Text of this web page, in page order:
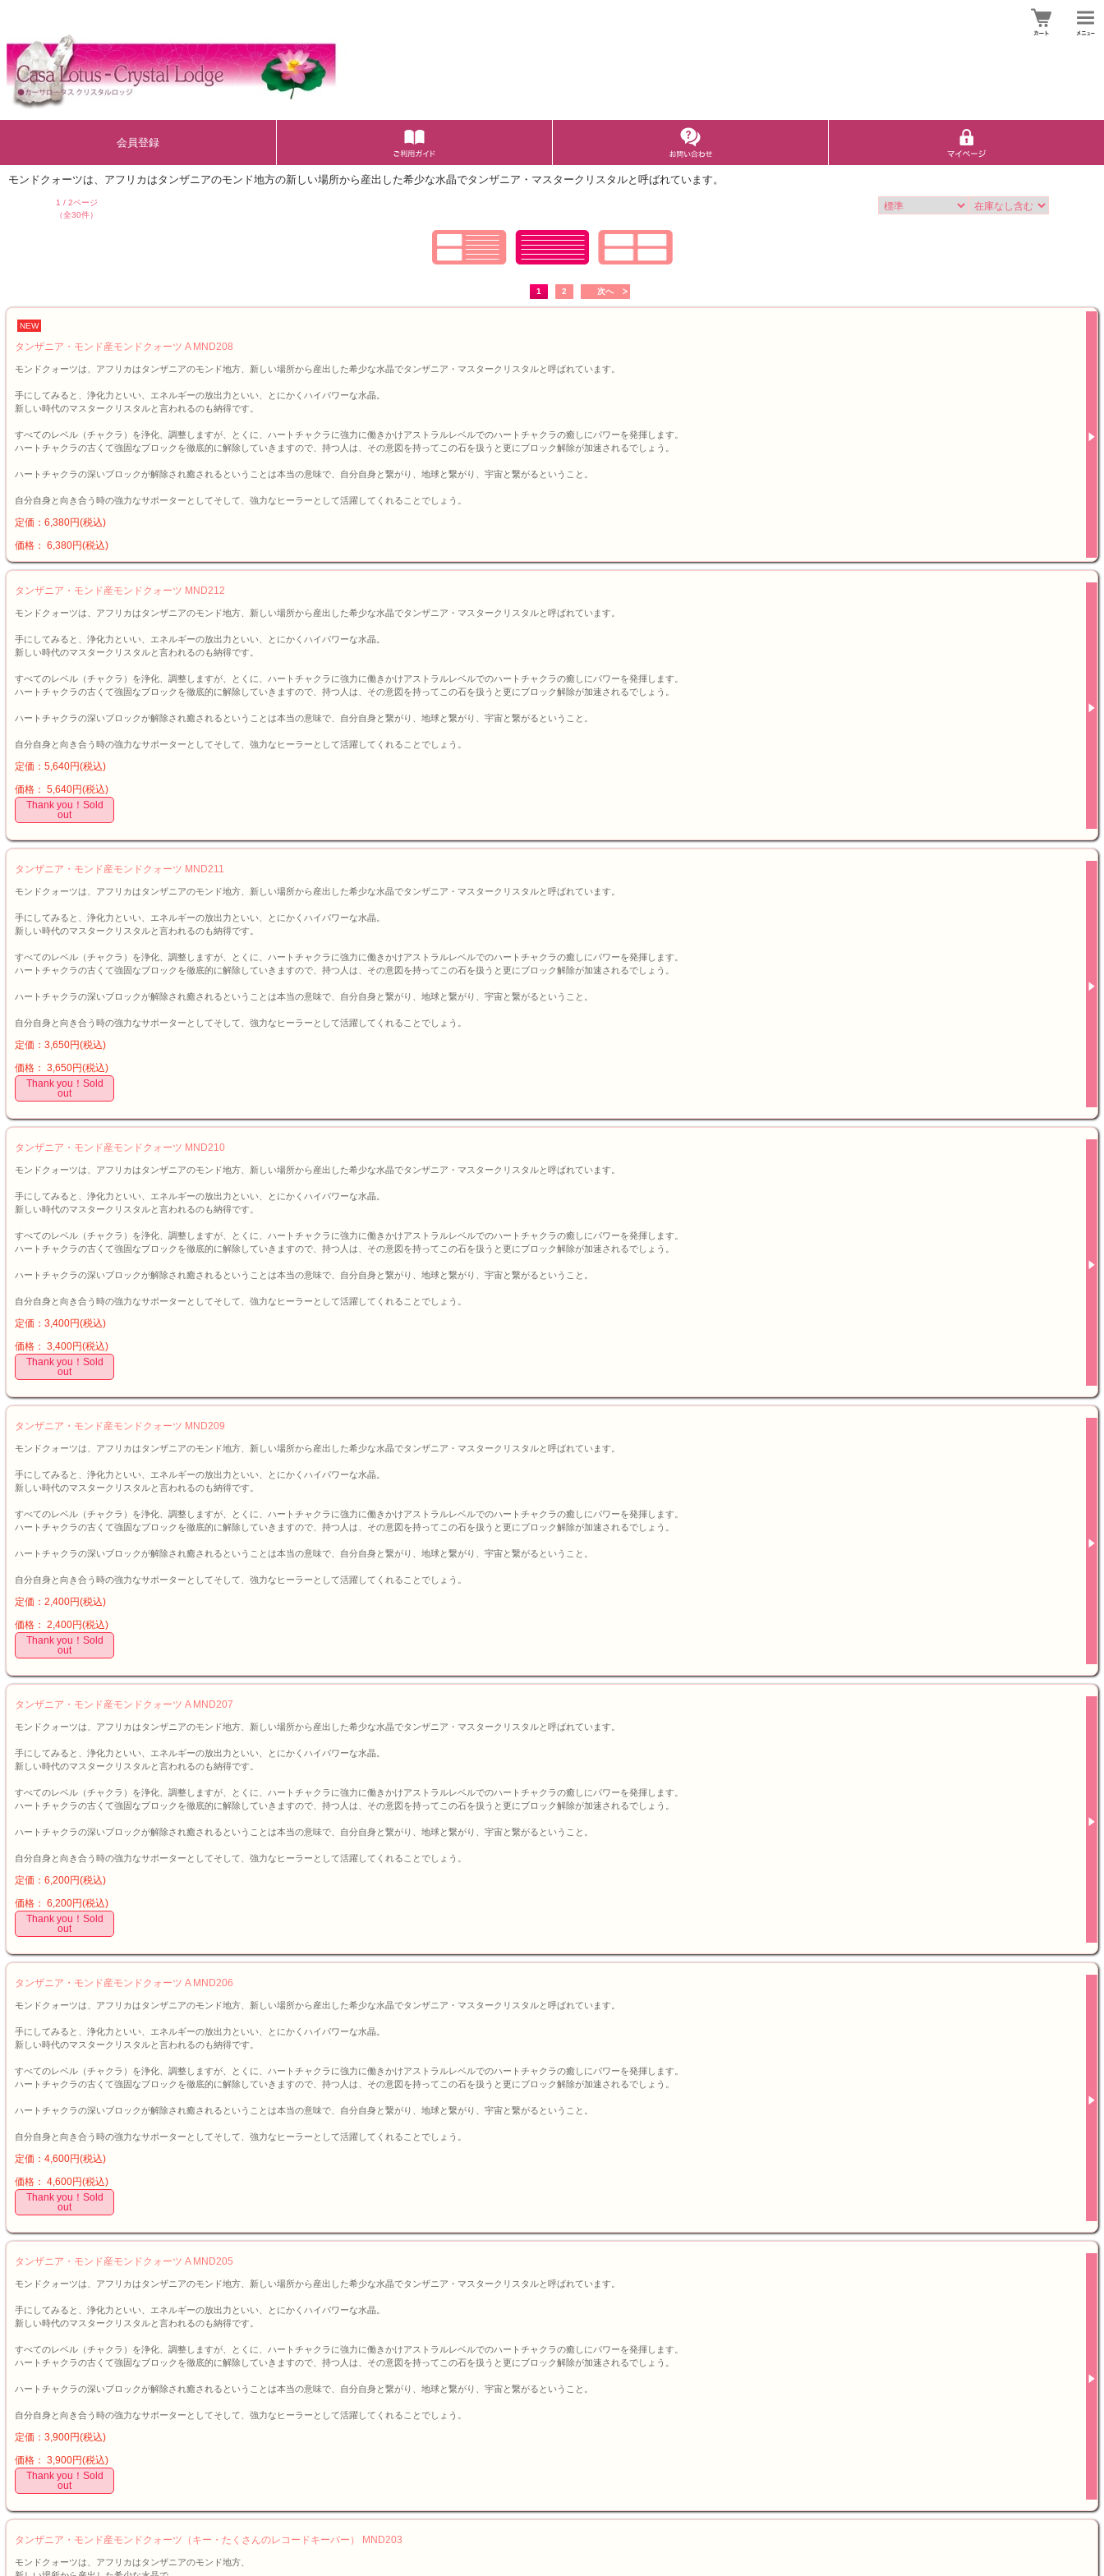
会員登録
モンドクォーツは、アフリカはタンザニアのモンド地方の新しい場所から産出した希少な水晶でタンザニア・マスタークリスタルと呼ばれています。
1 / 2ページ
（全30件）
1 2 次へ
NEW
タンザニア・モンド産モンドクォーツ A MND208
モンドクォーツは、アフリカはタンザニアのモンド地方、新しい場所から産出した希少な水晶でタンザニア・マスタークリスタルと呼ばれています。
手にしてみると、浄化力といい、エネルギーの放出力といい、とにかくハイパワーな水晶。
新しい時代のマスタークリスタルと言われるのも納得です。
すべてのレベル（チャクラ）を浄化、調整しますが、とくに、ハートチャクラに強力に働きかけアストラルレベルでのハートチャクラの癒しにパワーを発揮します。
ハートチャクラの古くて強固なブロックを徹底的に解除していきますので、持つ人は、その意図を持ってこの石を扱うと更にブロック解除が加速されるでしょう。
ハートチャクラの深いブロックが解除され癒されるということは本当の意味で、自分自身と繋がり、地球と繋がり、宇宙と繋がるということ。
自分自身と向き合う時の強力なサポーターとしてそして、強力なヒーラーとして活躍してくれることでしょう。
定価：6,380円(税込)
価格： 6,380円(税込)
タンザニア・モンド産モンドクォーツ MND212
モンドクォーツは、アフリカはタンザニアのモンド地方、新しい場所から産出した希少な水晶でタンザニア・マスタークリスタルと呼ばれています。
手にしてみると、浄化力といい、エネルギーの放出力といい、とにかくハイパワーな水晶。
新しい時代のマスタークリスタルと言われるのも納得です。
すべてのレベル（チャクラ）を浄化、調整しますが、とくに、ハートチャクラに強力に働きかけアストラルレベルでのハートチャクラの癒しにパワーを発揮します。
ハートチャクラの古くて強固なブロックを徹底的に解除していきますので、持つ人は、その意図を持ってこの石を扱うと更にブロック解除が加速されるでしょう。
ハートチャクラの深いブロックが解除され癒されるということは本当の意味で、自分自身と繋がり、地球と繋がり、宇宙と繋がるということ。
自分自身と向き合う時の強力なサポーターとしてそして、強力なヒーラーとして活躍してくれることでしょう。
定価：5,640円(税込)
価格： 5,640円(税込)
Thank you！Sold
out
タンザニア・モンド産モンドクォーツ MND211
モンドクォーツは、アフリカはタンザニアのモンド地方、新しい場所から産出した希少な水晶でタンザニア・マスタークリスタルと呼ばれています。
手にしてみると、浄化力といい、エネルギーの放出力といい、とにかくハイパワーな水晶。
新しい時代のマスタークリスタルと言われるのも納得です。
すべてのレベル（チャクラ）を浄化、調整しますが、とくに、ハートチャクラに強力に働きかけアストラルレベルでのハートチャクラの癒しにパワーを発揮します。
ハートチャクラの古くて強固なブロックを徹底的に解除していきますので、持つ人は、その意図を持ってこの石を扱うと更にブロック解除が加速されるでしょう。
ハートチャクラの深いブロックが解除され癒されるということは本当の意味で、自分自身と繋がり、地球と繋がり、宇宙と繋がるということ。
自分自身と向き合う時の強力なサポーターとしてそして、強力なヒーラーとして活躍してくれることでしょう。
定価：3,650円(税込)
価格： 3,650円(税込)
Thank you！Sold
out
タンザニア・モンド産モンドクォーツ MND210
モンドクォーツは、アフリカはタンザニアのモンド地方、新しい場所から産出した希少な水晶でタンザニア・マスタークリスタルと呼ばれています。
手にしてみると、浄化力といい、エネルギーの放出力といい、とにかくハイパワーな水晶。
新しい時代のマスタークリスタルと言われるのも納得です。
すべてのレベル（チャクラ）を浄化、調整しますが、とくに、ハートチャクラに強力に働きかけアストラルレベルでのハートチャクラの癒しにパワーを発揮します。
ハートチャクラの古くて強固なブロックを徹底的に解除していきますので、持つ人は、その意図を持ってこの石を扱うと更にブロック解除が加速されるでしょう。
ハートチャクラの深いブロックが解除され癒されるということは本当の意味で、自分自身と繋がり、地球と繋がり、宇宙と繋がるということ。
自分自身と向き合う時の強力なサポーターとしてそして、強力なヒーラーとして活躍してくれることでしょう。
定価：3,400円(税込)
価格： 3,400円(税込)
Thank you！Sold
out
タンザニア・モンド産モンドクォーツ MND209
モンドクォーツは、アフリカはタンザニアのモンド地方、新しい場所から産出した希少な水晶でタンザニア・マスタークリスタルと呼ばれています。
手にしてみると、浄化力といい、エネルギーの放出力といい、とにかくハイパワーな水晶。
新しい時代のマスタークリスタルと言われるのも納得です。
すべてのレベル（チャクラ）を浄化、調整しますが、とくに、ハートチャクラに強力に働きかけアストラルレベルでのハートチャクラの癒しにパワーを発揮します。
ハートチャクラの古くて強固なブロックを徹底的に解除していきますので、持つ人は、その意図を持ってこの石を扱うと更にブロック解除が加速されるでしょう。
ハートチャクラの深いブロックが解除され癒されるということは本当の意味で、自分自身と繋がり、地球と繋がり、宇宙と繋がるということ。
自分自身と向き合う時の強力なサポーターとしてそして、強力なヒーラーとして活躍してくれることでしょう。
定価：2,400円(税込)
価格： 2,400円(税込)
Thank you！Sold
out
タンザニア・モンド産モンドクォーツ A MND207
モンドクォーツは、アフリカはタンザニアのモンド地方、新しい場所から産出した希少な水晶でタンザニア・マスタークリスタルと呼ばれています。
手にしてみると、浄化力といい、エネルギーの放出力といい、とにかくハイパワーな水晶。
新しい時代のマスタークリスタルと言われるのも納得です。
すべてのレベル（チャクラ）を浄化、調整しますが、とくに、ハートチャクラに強力に働きかけアストラルレベルでのハートチャクラの癒しにパワーを発揮します。
ハートチャクラの古くて強固なブロックを徹底的に解除していきますので、持つ人は、その意図を持ってこの石を扱うと更にブロック解除が加速されるでしょう。
ハートチャクラの深いブロックが解除され癒されるということは本当の意味で、自分自身と繋がり、地球と繋がり、宇宙と繋がるということ。
自分自身と向き合う時の強力なサポーターとしてそして、強力なヒーラーとして活躍してくれることでしょう。
定価：6,200円(税込)
価格： 6,200円(税込)
Thank you！Sold
out
タンザニア・モンド産モンドクォーツ A MND206
モンドクォーツは、アフリカはタンザニアのモンド地方、新しい場所から産出した希少な水晶でタンザニア・マスタークリスタルと呼ばれています。
手にしてみると、浄化力といい、エネルギーの放出力といい、とにかくハイパワーな水晶。
新しい時代のマスタークリスタルと言われるのも納得です。
すべてのレベル（チャクラ）を浄化、調整しますが、とくに、ハートチャクラに強力に働きかけアストラルレベルでのハートチャクラの癒しにパワーを発揮します。
ハートチャクラの古くて強固なブロックを徹底的に解除していきますので、持つ人は、その意図を持ってこの石を扱うと更にブロック解除が加速されるでしょう。
ハートチャクラの深いブロックが解除され癒されるということは本当の意味で、自分自身と繋がり、地球と繋がり、宇宙と繋がるということ。
自分自身と向き合う時の強力なサポーターとしてそして、強力なヒーラーとして活躍してくれることでしょう。
定価：4,600円(税込)
価格： 4,600円(税込)
Thank you！Sold
out
タンザニア・モンド産モンドクォーツ A MND205
モンドクォーツは、アフリカはタンザニアのモンド地方、新しい場所から産出した希少な水晶でタンザニア・マスタークリスタルと呼ばれています。
手にしてみると、浄化力といい、エネルギーの放出力といい、とにかくハイパワーな水晶。
新しい時代のマスタークリスタルと言われるのも納得です。
すべてのレベル（チャクラ）を浄化、調整しますが、とくに、ハートチャクラに強力に働きかけアストラルレベルでのハートチャクラの癒しにパワーを発揮します。
ハートチャクラの古くて強固なブロックを徹底的に解除していきますので、持つ人は、その意図を持ってこの石を扱うと更にブロック解除が加速されるでしょう。
ハートチャクラの深いブロックが解除され癒されるということは本当の意味で、自分自身と繋がり、地球と繋がり、宇宙と繋がるということ。
自分自身と向き合う時の強力なサポーターとしてそして、強力なヒーラーとして活躍してくれることでしょう。
定価：3,900円(税込)
価格： 3,900円(税込)
Thank you！Sold
out
タンザニア・モンド産モンドクォーツ（キー・たくさんのレコードキーパー） MND203
モンドクォーツは、アフリカはタンザニアのモンド地方、